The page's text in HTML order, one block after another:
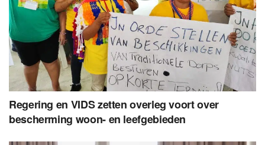
Regering en VIDS zetten overleg voort over
bescherming woon- en leefgebieden